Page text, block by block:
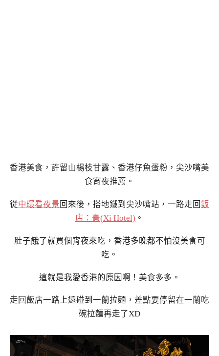
香港美食，許留山楊枝甘露、香港仔魚蛋粉，尖沙嘴美
食宵夜推薦。
從中環看夜景 回來後，搭地鐵到尖沙嘴站，一路走回飯
店：憙(Xi Hotel) 。
肚子餓了就買個宵夜來吃，香港多晚都不怕沒美食可
吃。
這就是我愛香港的原因啊！美食多多。
走回飯店一路上還碰到一蘭拉麵，差點要停留在一蘭吃
碗拉麵再走了XD